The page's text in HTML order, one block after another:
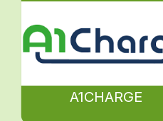
A1CHARGE